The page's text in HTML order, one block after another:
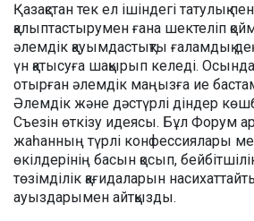
Қазақстан тек ел ішіндегі татулық
қалыптастырумен ғана шектеліп
әлемдік қауымдастықты ғаламдық
үн қатысуға шақырып келеді.
отырған әлемдік маңызға ие
Әлемдік және дәстүрлі діндер
Съезін өткізу идеясы. Бұл Форум
жаһанның түрлі конфессиялары
өкілдерінің басын қосып,
төзімділік қағидаларын
ауыздарымен айтқызды.